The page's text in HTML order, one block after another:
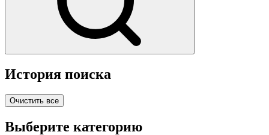
История поиска
Очистить все
Выберите категорию